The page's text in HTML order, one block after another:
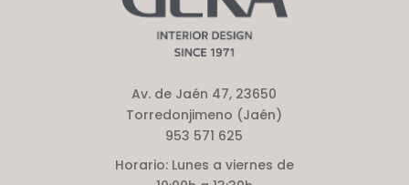
Av. de Jaén 47, 23650
Torredonjimeno (Jaén)
953 571 625
Horario:Lunes a viernes de